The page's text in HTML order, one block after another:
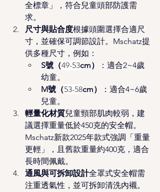
全標章」，符合兒童頭部防護需
求。
尺寸與貼合度根據頭圍選擇合適尺
寸，並確保可調節設計。Mschatz提
供多種尺寸，例如：
S號（49-53cm）
：適合2~4歲
幼童。
M號（53-58cm）
：適合4~6歲
兒童。
輕量化材質兒童頸部肌肉較弱，建
議選擇重量低於450克的安全帽。
Mschatz新款2025年款式強調「重量
更輕」，且舊款重量約400克，適合
長時間佩戴。
通風與可拆卸設計全罩式安全帽需
注重透氣性，並可拆卸清洗內襯。